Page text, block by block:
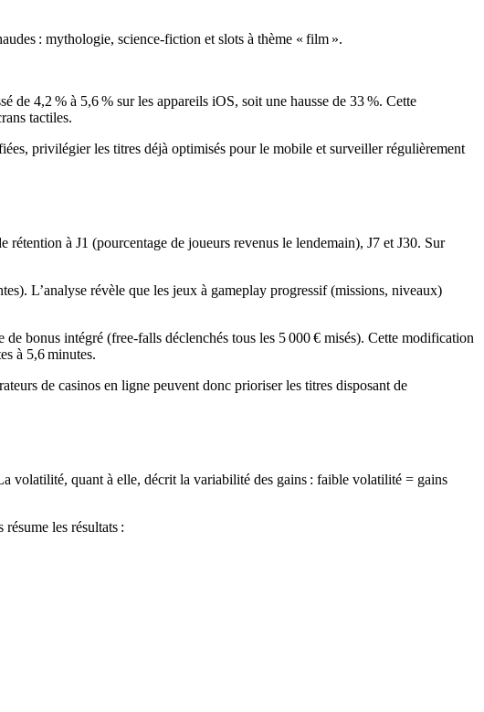
: mythologie, science‑fiction et slots à thème « film ».
de 4,2 % à 5,6 % sur les appareils iOS, soit une hausse de 33 %. Cette
tactiles.
privilégier les titres déjà optimisés pour le mobile et surveiller régulièrement
à J1 (pourcentage de joueurs revenus le lendemain), J7 et J30. Sur
L’analyse révèle que les jeux à gameplay progressif (missions, niveaux)
bonus intégré (free‑falls déclenchés tous les 5 000 € misés). Cette modification
à 5,6 minutes.
de casinos en ligne peuvent donc prioriser les titres disposant de
volatilité, quant à elle, décrit la variabilité des gains : faible volatilité = gains
les résultats :